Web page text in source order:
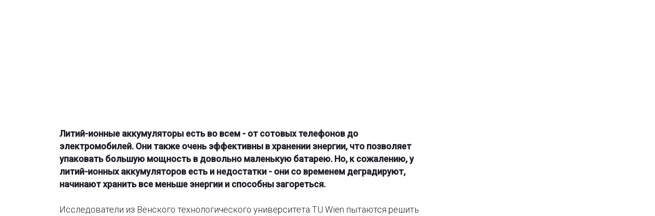
Литий-ионные аккумуляторы есть во всем - от сотовых телефонов до
электромобилей. Они также очень эффективны в хранении энергии, что позволяет
упаковать большую мощность в довольно маленькую батарею. Но, к сожалению, у
литий-ионных аккумуляторов есть и недостатки - они со временем деградируют,
начинают хранить все меньше энергии и способны загореться.
Исследователи из Венского технологического университета TU Wien пытаются решить